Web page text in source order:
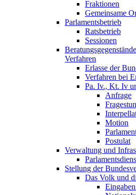
Fraktionen
Gemeinsame
Parlamentsbetrieb
Ratsbetrieb
Sessionen
Verfahren
Erlasse der
Verfahren bei
Pa. Iv., Kt. Iv
Anfrage
Motion
Postulat
Verwaltung und
Stellung der
Das Volk und